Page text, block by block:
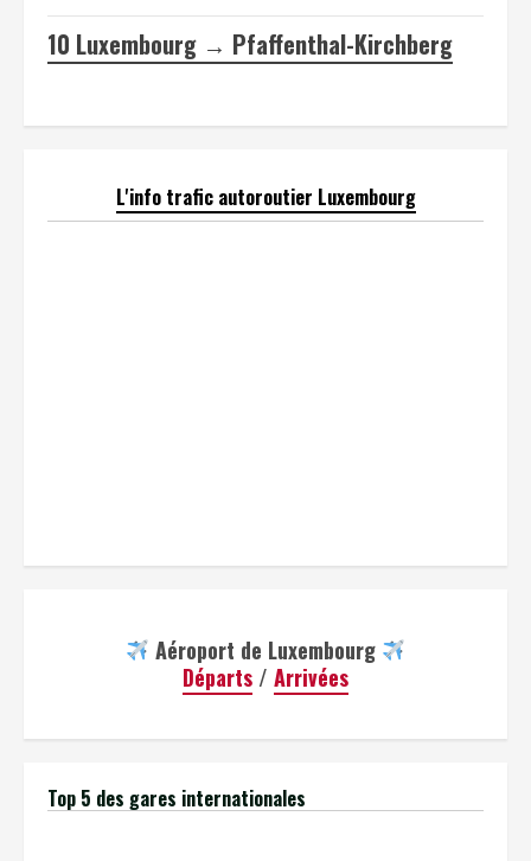
10 Luxembourg → Pfaffenthal-Kirchberg
L'info trafic autoroutier Luxembourg
Aéroport de Luxembourg
Départs / Arrivées
Top 5 des gares internationales